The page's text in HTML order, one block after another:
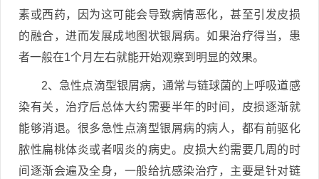
素或西药，因为这可能会导致病情恶化，甚至引发皮损
的融合，进而发展成地图状银屑病。如果治疗得当，患
者一般在1个月左右就能开始观察到明显的效果。
2、急性点滴型银屑病，通常与链球菌的上呼吸道感
染有关，治疗后总体大约需要半年的时间，皮损逐渐就
能够消退。很多急性点滴型银屑病的病人，都有前驱化
脓性扁桃体炎或者咽炎的病史。皮损大约需要几周的时
间逐渐会遍及全身，一般给抗感染治疗，主要是针对链